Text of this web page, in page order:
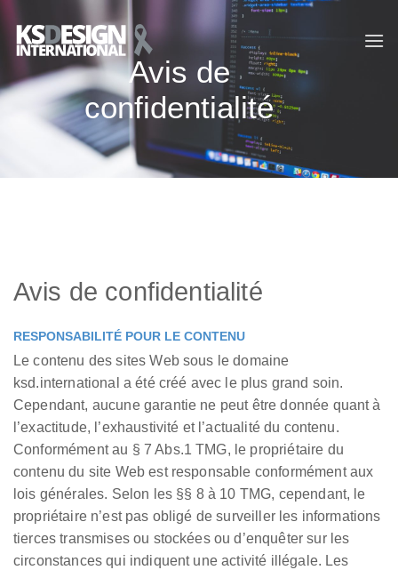
contenu
Avis de
confidentialité
Avis de confidentialité
RESPONSABILITÉ POUR LE CONTENU
Le contenu des sites Web sous le domaine
ksd.international a été créé avec le plus grand soin.
Cependant, aucune garantie ne peut être donnée quant à
l’exactitude, l’exhaustivité et l’actualité du contenu.
Conformément au § 7 Abs.1 TMG, le propriétaire du
contenu du site Web est responsable conformément aux
lois générales. Selon les §§ 8 à 10 TMG, cependant, le
propriétaire n’est pas obligé de surveiller les informations
tierces transmises ou stockées ou d’enquêter sur les
circonstances qui indiquent une activité illégale. Les